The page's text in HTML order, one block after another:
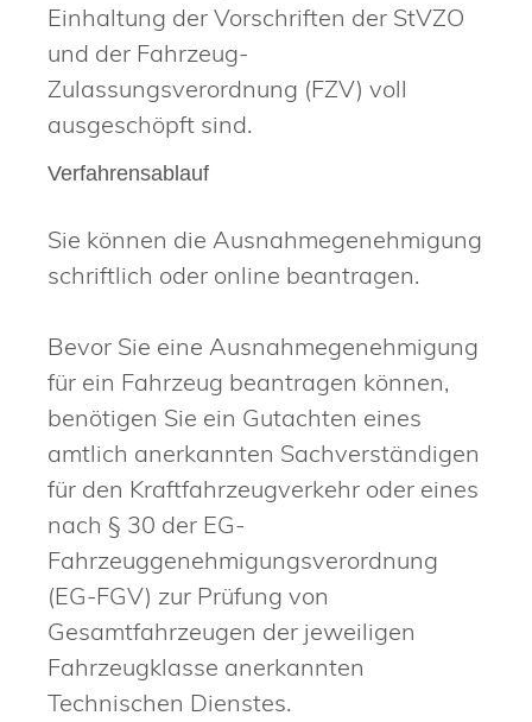
Einhaltung der Vorschriften der StVZO
und der Fahrzeug-
Zulassungsverordnung (FZV) voll
ausgeschöpft sind.
Verfahrensablauf
Sie können die Ausnahmegenehmigung
schriftlich oder online beantragen.
Bevor Sie eine Ausnahmegenehmigung
für ein Fahrzeug beantragen können,
benötigen Sie ein Gutachten eines
amtlich anerkannten Sachverständigen
für den Kraftfahrzeugverkehr oder eines
nach § 30 der EG-
Fahrzeuggenehmigungsverordnung
(EG-FGV) zur Prüfung von
Gesamtfahrzeugen der jeweiligen
Fahrzeugklasse anerkannten
Technischen Dienstes.